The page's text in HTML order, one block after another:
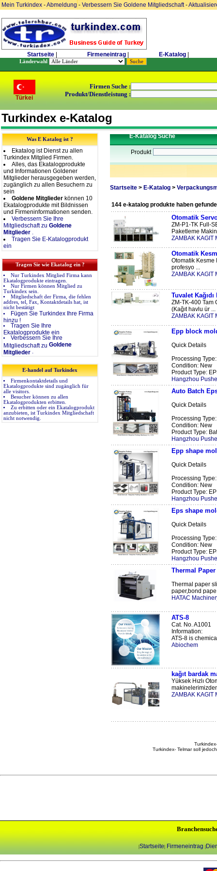
Mein Turkindex -Abmeldung- Verbessern Sie Goldene Mitgliedschaft-
Startseite Firmeneintrag E-Katalog
Länderwahl
Türkei
Firmen Suche :
Produkt/Dienstleistung :
Turkindex e-Katalog
Was E Katalog ist ?
Ekatalog ist Dienst zu allen
Turkindex Mitglied Firmen.
Alles, das Ekatalogprodukte
und Informationen Goldener
Mitglieder herausgegeben werden,
zugänglich zu allen Besuchern zu
sein
Goldene Mitglieder können 10
Ekatalogprodukte mit Bildnissen
und Firmeninformationen senden.
Verbessern Sie Ihre
Mitgliedschaft zu Goldene
Mitglieder .
Tragen Sie E-Katalogprodukt
ein
Tragen Sie wie Ekatalog ein ?
Nur Turkindex Mitglied Firma kann
Ekatalogprodukte eintragen.
Nur Firmen können Mitglied zu
Turkindex sein.
Mitgliedschaft der Firma, die fehlen
addres, tel, Fax, Kontaktdetails hat, ist
nicht bestätigt
Fügen Sie Turkindex Ihre Firma
hinzu !
Tragen Sie Ihre
Ekatalogprodukte ein
Verbessern Sie Ihre
Mitgliedschaft zu Goldene
Mitglieder .
E-handel auf Turkindex
Firmenkontaktdetails und
Ekatalogprodukte sind zugänglich für
alle visitors.
Besucher können zu allen
Ekatalogprodukten erbitten.
Zu erbitten oder ein Ekatalogprodukt
anzubieten, ist Turkindex Mitgliedschaft
nicht notwendig.
E-Katalog Suche
Produkt
Startseite > E-Katalog>
144 e-katalog produkte haben
Otomatik
ZM-P1-TK Full-
Paketleme
ZAMBAK KAGIT
Otomatik
Otomatik Kesme
profesyo ...
ZAMBAK KAGIT
Tuvalet
ZM-TK-400 Tam
(Kağıt havlu ür ...
ZAMBAK KAGIT
Epp block
Quick Details
Processing
Condition: New
Product Type:
Hangzhou
Auto Batch
Quick Details
Processing
Condition: New
Product Type:
Hangzhou
Epp shape
Quick Details
Processing
Condition: New
Product Type:
Hangzhou
Eps shape
Quick Details
Processing
Condition: New
Product Type:
Hangzhou
Thermal
Thermal paper
paper,bond pape
HATAC
ATS-8
Cat. No. A1001
Information:
ATS-8 is
Abiochem
kağıt bardak
Yüksek Hızlı
ZAMBAK KAGIT
Turkindex- Telmar soll
|Startseite| Firmeneintrag |